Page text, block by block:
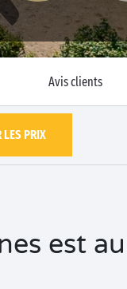
Avis clients
LES PRIX
est au